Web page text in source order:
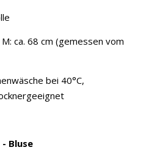
ca. 68 cm (gemessen vom
bei 40°C,
Bluse